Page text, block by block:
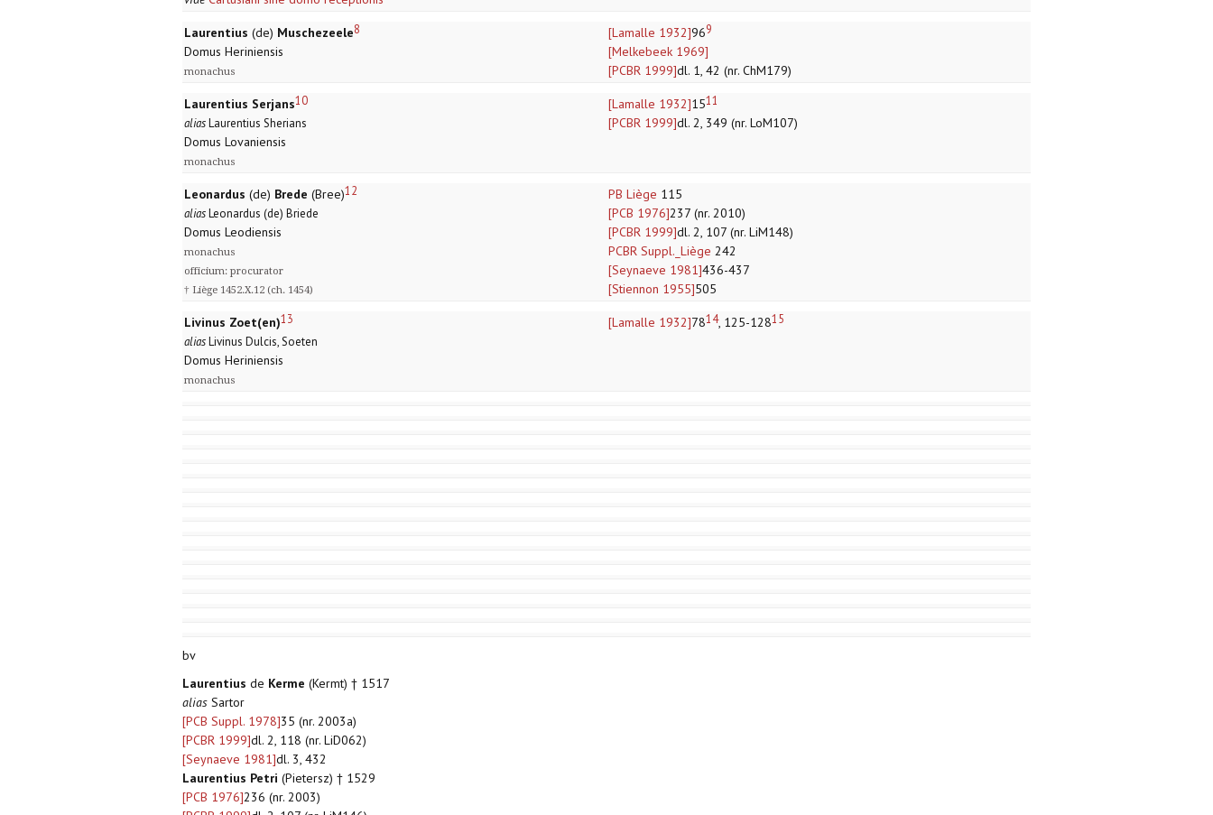
Laurentius (de) Muschezeele8
Domus Heriniensis
monachus
[Lamalle 1932]969
[Melkebeek 1969]
[PCBR 1999]dl. 1, 42 (nr. ChM179)
Laurentius Serjans10
aliasLaurentius Sherians
Domus Lovaniensis
monachus
[Lamalle 1932]1511
[PCBR 1999]dl. 2, 349 (nr. LoM107)
Leonardus (de) Brede (Bree)12
aliasLeonardus (de) Briede
Domus Leodiensis
monachus
officium: procurator
† Liège 1452.X.12 (ch. 1454)
PB Liège 115
[PCB 1976]237 (nr. 2010)
[PCBR 1999]dl. 2, 107 (nr. LiM148)
PCBR Suppl._Liège 242
[Seynaeve 1981]436-437
[Stiennon 1955]505
Livinus Zoet(en)13
aliasLivinus Dulcis, Soeten
Domus Heriniensis
monachus
[Lamalle 1932]7814, 125-12815
bv
Laurentius de Kerme (Kermt) † 1517
alias Sartor
[PCB Suppl. 1978]35 (nr. 2003a)
[PCBR 1999]dl. 2, 118 (nr. LiD062)
[Seynaeve 1981]dl. 3, 432
Laurentius Petri (Pietersz) † 1529
[PCB 1976]236 (nr. 2003)